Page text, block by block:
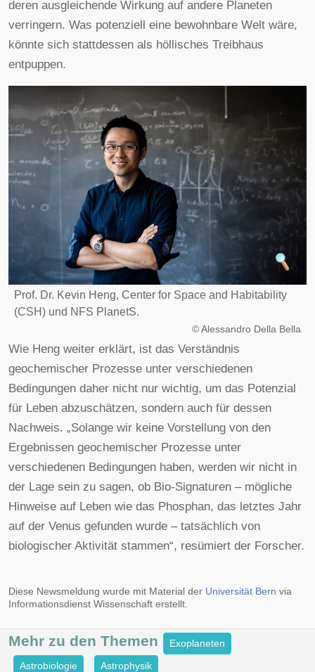
deren ausgleichende Wirkung auf andere Planeten
verringern. Was potenziell eine bewohnbare Welt wäre,
könnte sich stattdessen als höllisches Treibhaus
entpuppen.
Prof. Dr. Kevin Heng, Center for Space and Habitability
(CSH) und NFS PlanetS.
©Alessandro Della Bella
Wie Heng weiter erklärt, ist das Verständnis
geochemischer Prozesse unter verschiedenen
Bedingungen daher nicht nur wichtig, um das Potenzial
für Leben abzuschätzen, sondern auch für dessen
Nachweis. „Solange wir keine Vorstellung von den
Ergebnissen geochemischer Prozesse unter
verschiedenen Bedingungen haben, werden wir nicht in
der Lage sein zu sagen, ob Bio-Signaturen – mögliche
Hinweise auf Leben wie das Phosphan, das letztes Jahr
auf der Venus gefunden wurde – tatsächlich von
biologischer Aktivität stammen“, resümiert der Forscher.
Diese Newsmeldung wurde mit Material der Universität Bern via
Informationsdienst Wissenschaft erstellt.
Mehr zu den Themen
Exoplaneten
Astrobiologie
Astrophysik